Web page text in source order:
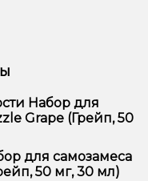
Набор для
Grape (Грейп, 50
Puzzle Grape
высоким качеством,
для самозамеса
50 мг, 30 мл)